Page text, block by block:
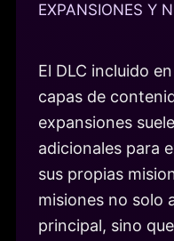
EXPANSIONES Y
El DLC incluido
capas de
expansiones
adicionales para
sus propias
misiones no solo
principal, sino